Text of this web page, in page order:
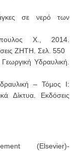
σε νερό των
Χ., 2014.
ΖΗΤΗ. Σελ. 550
Υδραυλική.
– Τόµος Ι:
∆ίκτυα. Εκδόσεις
(Elsevier)-